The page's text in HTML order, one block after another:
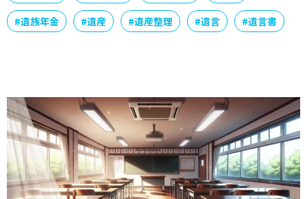
#遺族年金 #遺産 #遺産整理 #遺言 #遺言書